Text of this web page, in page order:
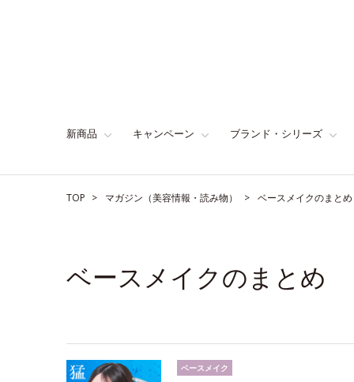
新商品 キャンペーン ブランド・シリーズ
TOP マガジン（美容情報・読み物） ベースメイクのまとめ
ベースメイクのまとめ
ベースメイク